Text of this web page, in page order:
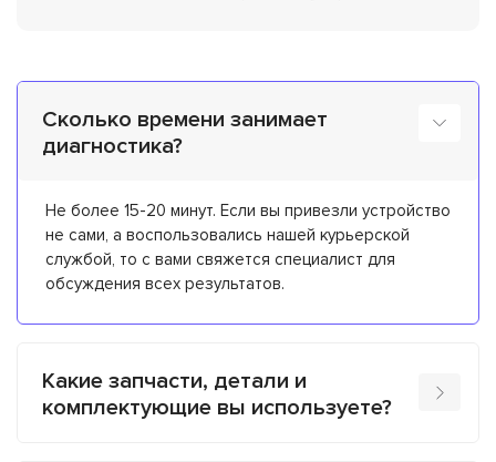
Сколько времени занимает
диагностика?
Не более 15-20 минут. Если вы привезли устройство
не сами, а воспользовались нашей курьерской
службой, то с вами свяжется специалист для
обсуждения всех результатов.
Какие запчасти, детали и
комплектующие вы используете?